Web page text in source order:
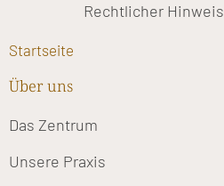
Rechtlicher Hinweis
Startseite
Über uns
Das Zentrum
Unsere Praxis